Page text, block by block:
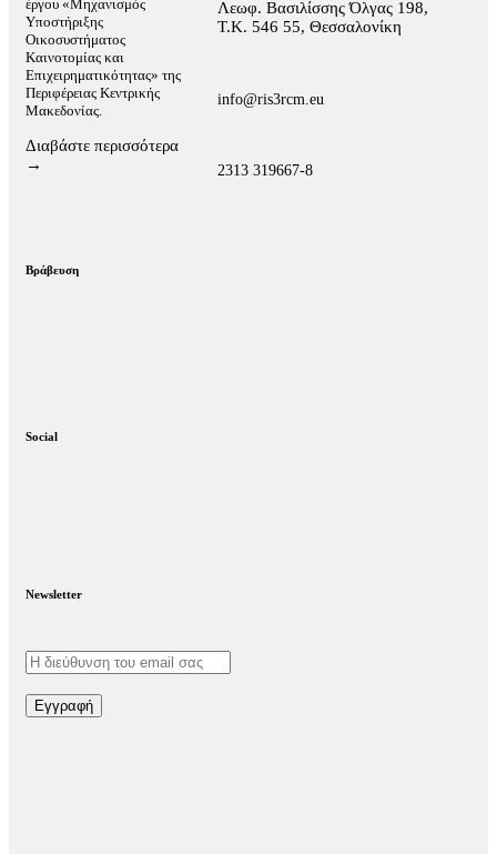
έργου «Μηχανισμός
Υποστήριξης
Οικοσυστήματος
Καινοτομίας και
Επιχειρηματικότητας» της
Περιφέρειας Κεντρικής
Μακεδονίας.
Διαβάστε περισσότερα
→
Βράβευση
Λεωφ. Βασιλίσσης Όλγας 198,
Τ.Κ. 546 55, Θεσσαλονίκη
info@ris3rcm.eu
2313 319667-8
Social
Newsletter
Εγγραφή